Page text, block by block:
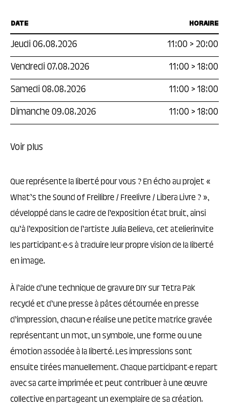
DATE HORAIRE
Jeudi 06.08.2026 11:00 > 20:00
Vendredi 07.08.2026
11:00 >18:00
Samedi 08.08.2026
11:00 >18:00
Dimanche 09.08.2026
11:00 >18:00
Voir plus
Que représente la liberté pour vous ? En écho au projet «
What’s the Sound of Freilibre / Freelivre / Libera Livre ? »,
développé dans le cadre de l’exposition état bruit, ainsi
qu’à l’exposition de l’artiste Julia Believa, cet atelierinvite
les participant·e·s à traduire leur propre vision de la liberté
en image.
À l’aide d’une technique de gravure DIY sur Tetra Pak
recyclé et d’une presse à pâtes détournée en presse
d’impression, chacun·e réalise une petite matrice gravée
représentant un mot, un symbole, une forme ou une
émotion associée à la liberté. Les impressions sont
ensuite tirées manuellement. Chaque participant·e repart
avec sa carte imprimée et peut contribuer à une œuvre
collective en partageant un exemplaire de sa création.